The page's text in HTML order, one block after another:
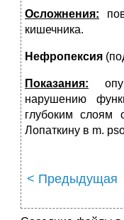
Осложнения:
кишечника.
Нефропексия
Показания:
нарушению
глубоким
Лопаткину в m.
< Предыдущая